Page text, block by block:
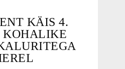
KÄIS 4.
KOHALIKE